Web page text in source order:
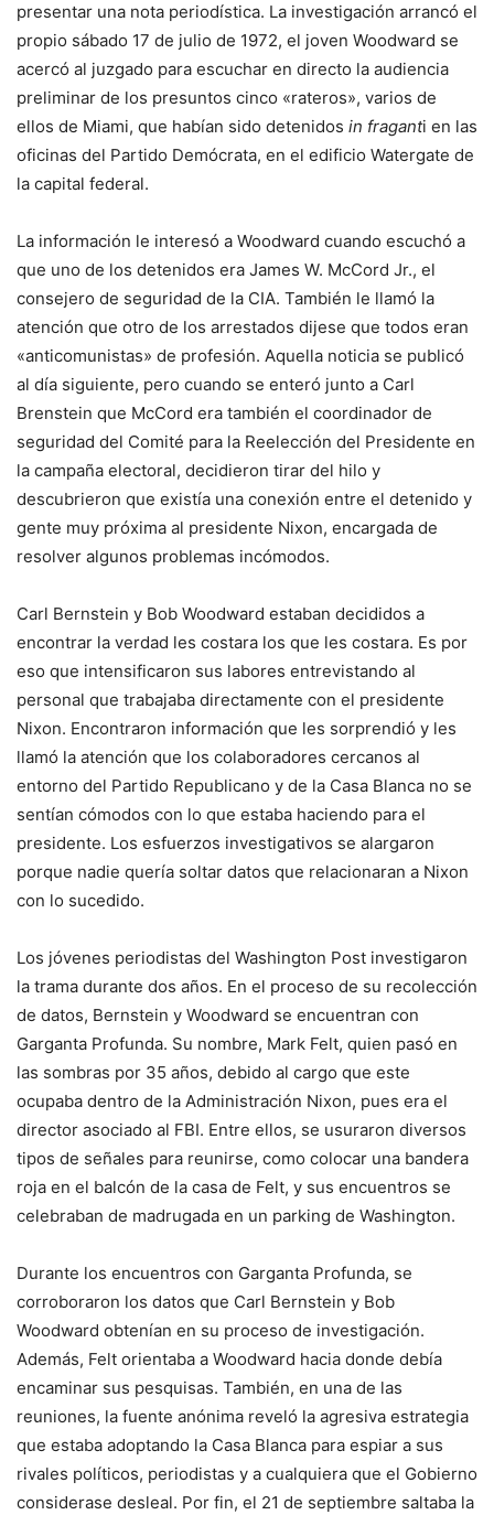
presentar una nota periodística. La investigación arrancó el
propio sábado 17 de julio de 1972, el joven Woodward se
acercó al juzgado para escuchar en directo la audiencia
preliminar de los presuntos cinco «rateros», varios de
ellos de Miami, que habían sido detenidos in fraganti en las
oficinas del Partido Demócrata, en el edificio Watergate de
la capital federal.
La información le interesó a Woodward cuando escuchó a
que uno de los detenidos era James W. McCord Jr., el
consejero de seguridad de la CIA. También le llamó la
atención que otro de los arrestados dijese que todos eran
«anticomunistas» de profesión. Aquella noticia se publicó
al día siguiente, pero cuando se enteró junto a Carl
Brenstein que McCord era también el coordinador de
seguridad del Comité para la Reelección del Presidente en
la campaña electoral, decidieron tirar del hilo y
descubrieron que existía una conexión entre el detenido y
gente muy próxima al presidente Nixon, encargada de
resolver algunos problemas incómodos.
Carl Bernstein y Bob Woodward estaban decididos a
encontrar la verdad les costara los que les costara. Es por
eso que intensificaron sus labores entrevistando al
personal que trabajaba directamente con el presidente
Nixon. Encontraron información que les sorprendió y les
llamó la atención que los colaboradores cercanos al
entorno del Partido Republicano y de la Casa Blanca no se
sentían cómodos con lo que estaba haciendo para el
presidente. Los esfuerzos investigativos se alargaron
porque nadie quería soltar datos que relacionaran a Nixon
con lo sucedido.
Los jóvenes periodistas del Washington Post investigaron
la trama durante dos años. En el proceso de su recolección
de datos, Bernstein y Woodward se encuentran con
Garganta Profunda. Su nombre, Mark Felt, quien pasó en
las sombras por 35 años, debido al cargo que este
ocupaba dentro de la Administración Nixon, pues era el
director asociado al FBI. Entre ellos, se usuraron diversos
tipos de señales para reunirse, como colocar una bandera
roja en el balcón de la casa de Felt, y sus encuentros se
celebraban de madrugada en un parking de Washington.
Durante los encuentros con Garganta Profunda, se
corroboraron los datos que Carl Bernstein y Bob
Woodward obtenían en su proceso de investigación.
Además, Felt orientaba a Woodward hacia donde debía
encaminar sus pesquisas. También, en una de las
reuniones, la fuente anónima reveló la agresiva estrategia
que estaba adoptando la Casa Blanca para espiar a sus
rivales políticos, periodistas y a cualquiera que el Gobierno
considerase desleal. Por fin, el 21 de septiembre saltaba la